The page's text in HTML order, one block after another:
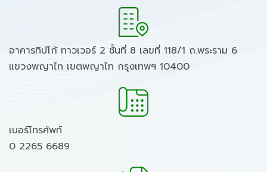
อาคารทิปโก้ ทาวเวอร์ 2 ชั้นที่ 8 เลขที่ 118/1 ถ.พระราม 6
แขวงพญาไท เขตพญาไท กรุงเทพฯ 10400
เบอร์โทรศัพท์
0 2265 6689